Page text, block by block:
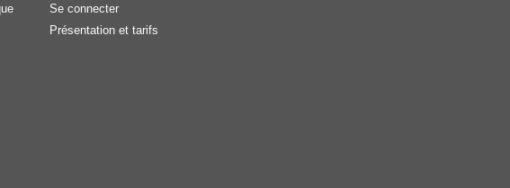
Se connecter
Présentation et tarifs